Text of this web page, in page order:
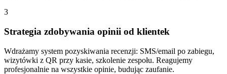
3
Strategia zdobywania opinii od klientek
Wdrażamy system pozyskiwania recenzji: SMS/email po zabiegu,
wizytówki z QR przy kasie, szkolenie zespołu. Reagujemy
profesjonalnie na wszystkie opinie, budując zaufanie.